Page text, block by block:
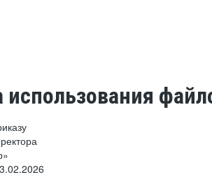
использования